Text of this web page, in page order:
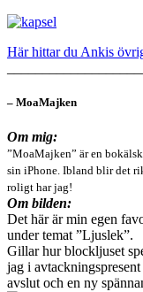
Här hittar du Ankis
– MoaMajken
Om mig:
”MoaMajken” är en
sin iPhone. Ibland blir det
roligt har jag!
Om bilden:
Det här är min egen
under temat ”Ljuslek”.
Gillar hur blockljuset
jag i
avslut och en ny